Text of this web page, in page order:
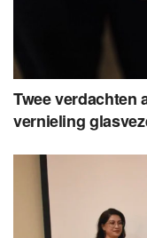
Twee verdachten
vernieling